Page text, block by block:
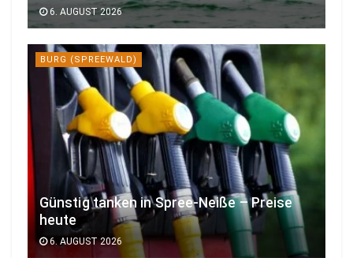
6. AUGUST 2026
BURG (SPREEWALD)
Günstig tanken in Spree-Neiße – Preise
heute
6. AUGUST 2026